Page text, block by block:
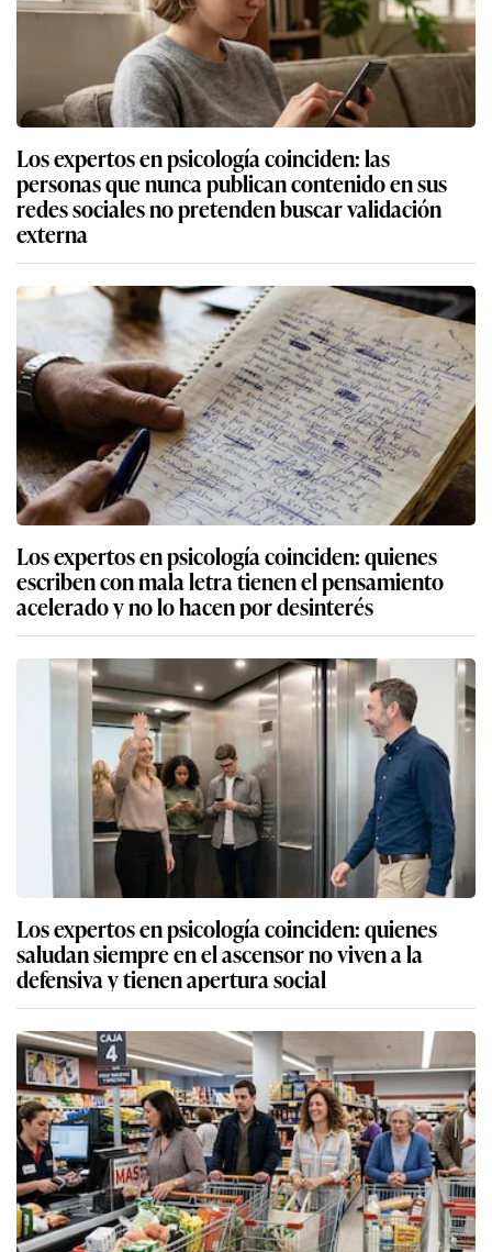
Los expertos en psicología coinciden: las
personas que nunca publican contenido en sus
redes sociales no pretenden buscar validación
externa
Los expertos en psicología coinciden: quienes
escriben con mala letra tienen el pensamiento
acelerado y no lo hacen por desinterés
Los expertos en psicología coinciden: quienes
saludan siempre en el ascensor no viven a la
defensiva y tienen apertura social